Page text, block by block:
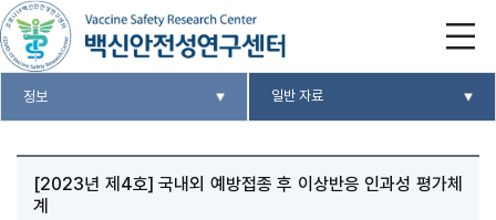
정보 일반 자료
[2023년 제4호] 국내외 예방접종 후 이상반응 인과성 평가체
계